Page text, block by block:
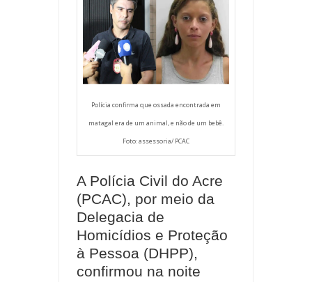
Polícia confirma que ossada encontrada em
matagal era de um animal, e não de um bebê.
Foto: assessoria/ PCAC
A Polícia Civil do Acre
(PCAC), por meio da
Delegacia de
Homicídios e Proteção
à Pessoa (DHPP),
confirmou na noite